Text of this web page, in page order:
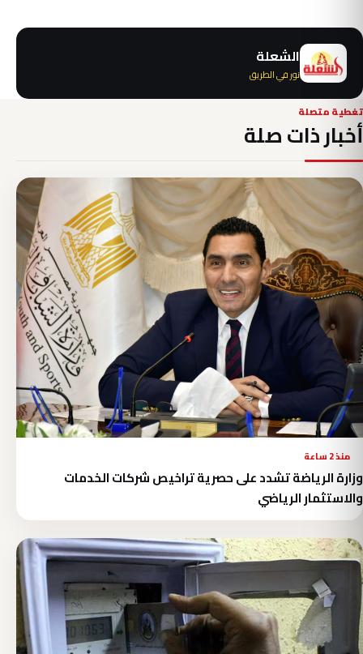
الشعلة
نور في الطريق
تغطية متصلة
أخبار ذات صلة
منذ 2 ساعة
وزارة الرياضة تشدد على حصرية تراخيص شركات الخدمات
والاستثمار الرياضي